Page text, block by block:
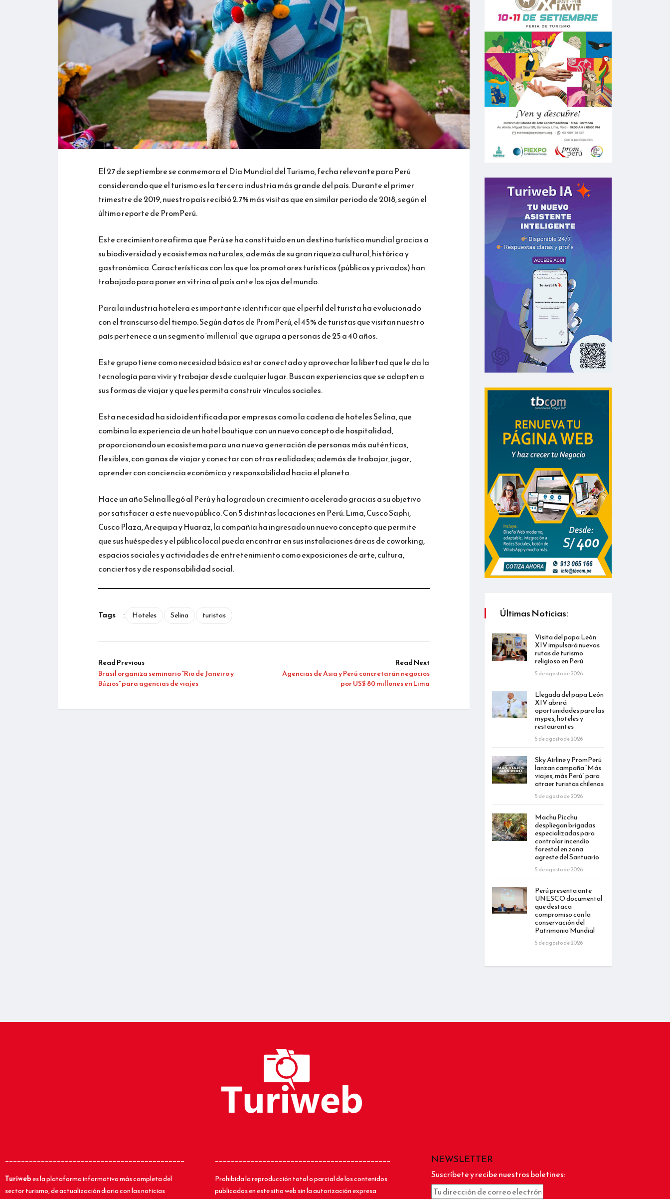
El 27 de septiembre se conmemora el Día Mundial del Turismo, fecha relevante para Perú
considerando que el turismo es la tercera industria más grande del país. Durante el primer
trimestre de 2019, nuestro país recibió 2.7% más visitas que en similar periodo de 2018, según el
último reporte de PromPerú.
Este crecimiento reafirma que Perú se ha constituido en un destino turístico mundial gracias a
su biodiversidad y ecosistemas naturales, además de su gran riqueza cultural, histórica y
gastronómica. Características con las que los promotores turísticos (públicos y privados) han
trabajado para poner en vitrina al país ante los ojos del mundo.
Para la industria hotelera es importante identificar que el perfil del turista ha evolucionado
con el transcurso del tiempo. Según datos de PromPerú, el 45% de turistas que visitan nuestro
país pertenece a un segmento ‘millenial’ que agrupa a personas de 25 a 40 años.
Este grupo tiene como necesidad básica estar conectado y aprovechar la libertad que le da la
tecnología para vivir y trabajar desde cualquier lugar. Buscan experiencias que se adapten a
sus formas de viajar y que les permita construir vínculos sociales.
Esta necesidad ha sido identificada por empresas como la cadena de hoteles Selina, que
combina la experiencia de un hotel boutique con un nuevo concepto de hospitalidad,
proporcionando un ecosistema para una nueva generación de personas más auténticas,
flexibles, con ganas de viajar y conectar con otras realidades; además de trabajar, jugar,
aprender con conciencia económica y responsabilidad hacia el planeta.
Hace un año Selina llegó al Perú y ha logrado un crecimiento acelerado gracias a su objetivo
por satisfacer a este nuevo público. Con 5 distintas locaciones en Perú: Lima, Cusco Saphi,
Cusco Plaza, Arequipa y Huaraz, la compañía ha ingresado un nuevo concepto que permite
que sus huéspedes y el público local pueda encontrar en sus instalaciones áreas de coworking,
espacios sociales y actividades de entretenimiento como exposiciones de arte, cultura,
conciertos y de responsabilidad social.
Tags : Hoteles Selina turistas
Read Previous
Brasil organiza seminario “Rio de Janeiro y
Búzios” para agencias de viajes
Read Next
Agencias de Asia y Perú concretarán negocios
por US$ 80 millones en Lima
Últimas Noticias:
Visita del papa León
XIV impulsará nuevas
rutas de turismo
religioso en Perú
5 de agosto de 2026
Llegada del papa León
XIV abrirá
oportunidades para las
mypes, hoteles y
restaurantes
5 de agosto de 2026
Sky Airline y PromPerú
lanzan campaña “Más
viajes, más Perú” para
atraer turistas chilenos
5 de agosto de 2026
Machu Picchu:
despliegan brigadas
especializadas para
controlar incendio
forestal en zona
agreste del Santuario
5 de agosto de 2026
Perú presenta ante
UNESCO documental
que destaca
compromiso con la
conservación del
Patrimonio Mundial
5 de agosto de 2026
_____________________________________________
Turiwebes la plataforma informativa más completa del
sector turismo, de actualización diaria con las noticias
____________________________________________
Prohibida la reproducción total o parcial de los contenidos
publicados en este sitio web sin la autorización expresa
NEWSLETTER
Suscríbete y recibe nuestros boletines: